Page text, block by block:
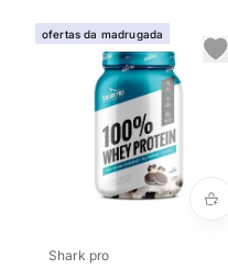
ofertas da madrugada
Shark pro